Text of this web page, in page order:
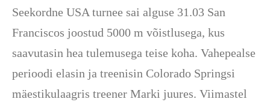
Seekordne USA turnee sai alguse 31.03 San
Franciscos joostud 5000 m võistlusega, kus
saavutasin hea tulemusega teise koha. Vahepealse
perioodi elasin ja treenisin Colorado Springsi
mäestikulaagris treener Marki juures. Viimastel